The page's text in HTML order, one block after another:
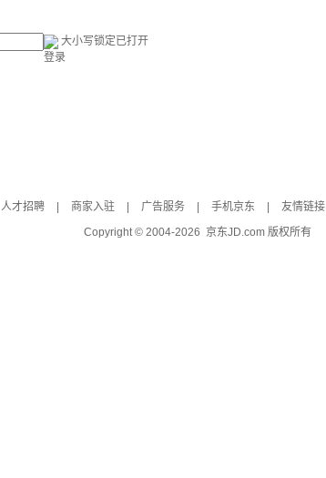
大小写锁定已打开
登录
人才招聘 商家入驻 广告服务 手机京东 友情链接
Copyright © 2004-2026 京东JD.com 版权所有